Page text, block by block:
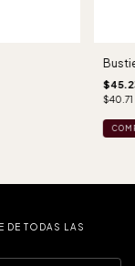
$40.71
DE TODAS LAS